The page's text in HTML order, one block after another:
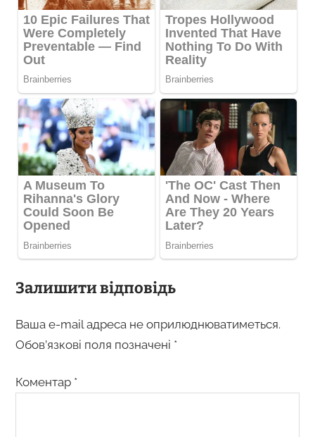
Залишити відповідь
Ваша e-mail адреса не оприлюднюватиметься.
Обов’язкові поля позначені *
Коментар *